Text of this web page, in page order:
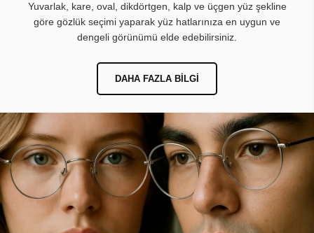
Yuvarlak, kare, oval, dikdörtgen, kalp ve üçgen yüz şekline
göre gözlük seçimi yaparak yüz hatlarınıza en uygun ve
dengeli görünümü elde edebilirsiniz.
DAHA FAZLA BILGI